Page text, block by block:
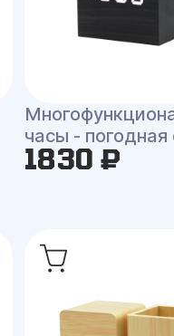
часы - погодная
1830 ₽